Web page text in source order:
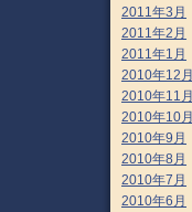
2011年3月
2011年2月
2011年1月
2010年12月
2010年11月
2010年10月
2010年9月
2010年8月
2010年7月
2010年6月